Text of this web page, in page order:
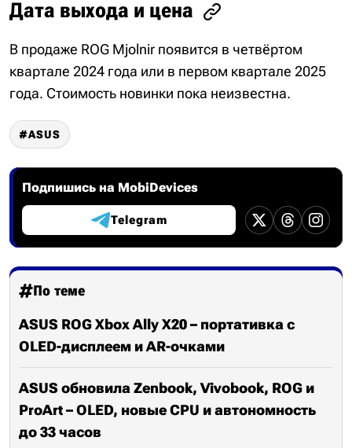
Дата выхода и цена
В продаже ROG Mjolnir появится в четвёртом
квартале 2024 года или в первом квартале 2025
года. Стоимость новинки пока неизвестна.
ASUS
Подпишись на MobiDevices
Telegram
По теме
ASUS ROG Xbox Ally X20 – портативка с
OLED-дисплеем и AR-очками
ASUS обновила Zenbook, Vivobook, ROG и
ProArt – OLED, новые CPU и автономность
до 33 часов